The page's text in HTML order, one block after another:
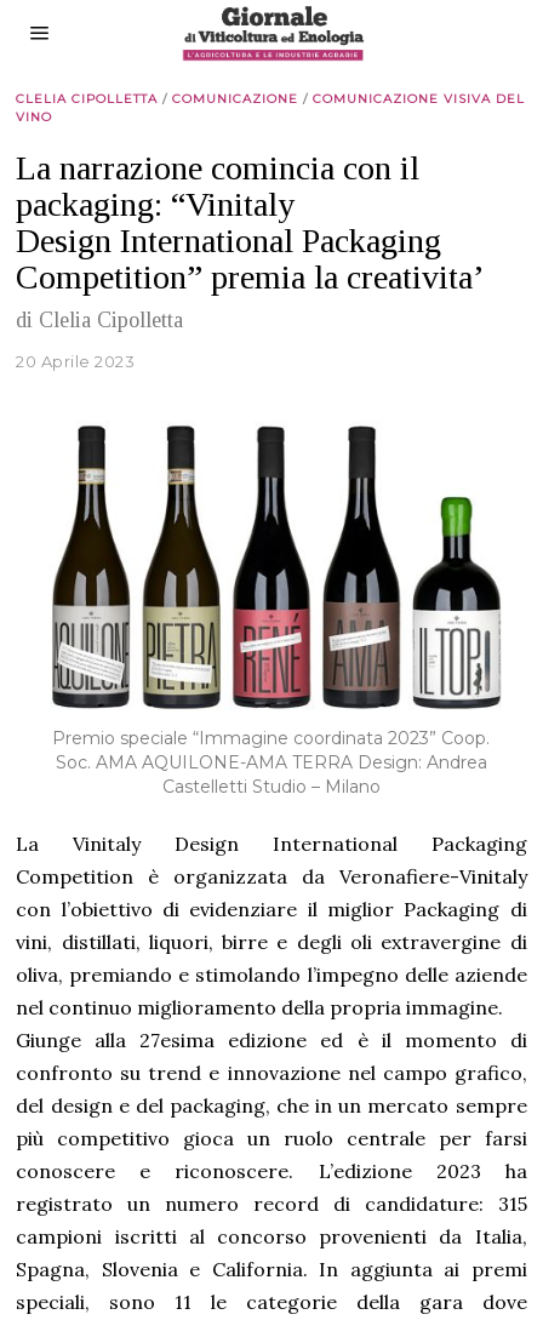
CLELIA CIPOLLETTA / COMUNICAZIONE / COMUNICAZIONE VISIVA DEL
VINO
La narrazione comincia con il
packaging: “Vinitaly
Design International Packaging
Competition” premia la creativita’
di Clelia Cipolletta
20 Aprile 2023
Premio speciale “Immagine coordinata 2023” Coop.
Soc. AMA AQUILONE-AMA TERRA Design: Andrea
Castelletti Studio – Milano
La Vinitaly Design International Packaging
Competition è organizzata da Veronafiere-Vinitaly
con l’obiettivo di evidenziare il miglior Packaging di
vini, distillati, liquori, birre e degli oli extravergine di
oliva, premiando e stimolando l’impegno delle aziende
nel continuo miglioramento della propria immagine.
Giunge alla 27esima edizione ed è il momento di
confronto su trend e innovazione nel campo grafico,
del design e del packaging, che in un mercato sempre
più competitivo gioca un ruolo centrale per farsi
conoscere e riconoscere. L’edizione 2023 ha
registrato un numero record di candidature: 315
campioni iscritti al concorso provenienti da Italia,
Spagna, Slovenia e California. In aggiunta ai premi
speciali, sono 11 le categorie della gara dove